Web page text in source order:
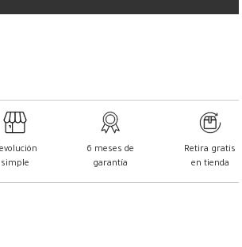
simple
6 meses de
garantía
Retira gratis
en tienda